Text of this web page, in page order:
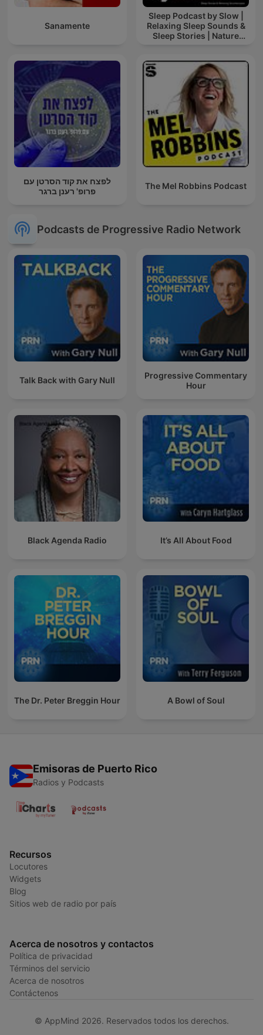
Sanamente
Sleep Podcast by Slow |
Relaxing Sleep Sounds &
Sleep Stories | Nature
לפצח את קוד הסרטן עם
פרופ' רענן ברגר
The Mel Robbins Podcast
Podcasts de Progressive Radio Network
Talk Back with Gary Null
Progressive Commentary
Hour
Black Agenda Radio It’s All About Food
The Dr. Peter Breggin Hour A Bowl of Soul
Emisoras de Puerto Rico
Radios y Podcasts
Recursos
Locutores
Widgets
Blog
Sitios web de radio por país
Acerca de nosotros y contactos
Política de privacidad
Términos del servicio
Acerca de nosotros
Contáctenos
© AppMind 2026. Reservados todos los derechos.